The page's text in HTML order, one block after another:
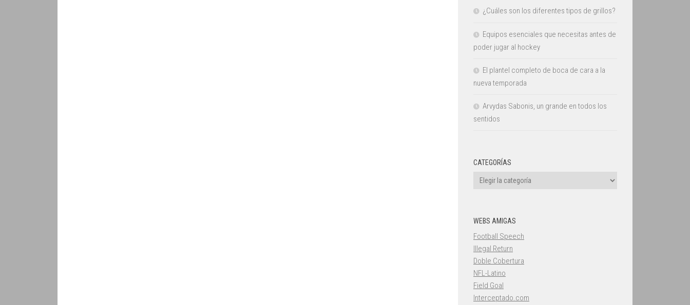
¿Cuáles son los diferentes tipos de grillos?
Equipos esenciales que necesitas antes de
poder jugar al hockey
El plantel completo de boca de cara a la
nueva temporada
Arvydas Sabonis, un grande en todos los
sentidos
CATEGORÍAS
Categorías
WEBS AMIGAS
Football Speech
Illegal Return
Doble Cobertura
NFL-Latino
Field Goal
Interceptado.com